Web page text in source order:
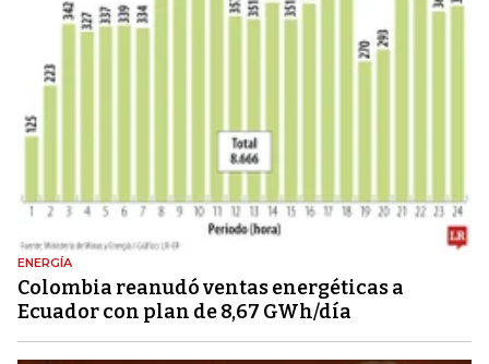
ENERGÍA
Colombia reanudó ventas energéticas a
Ecuador con plan de 8,67 GWh/día